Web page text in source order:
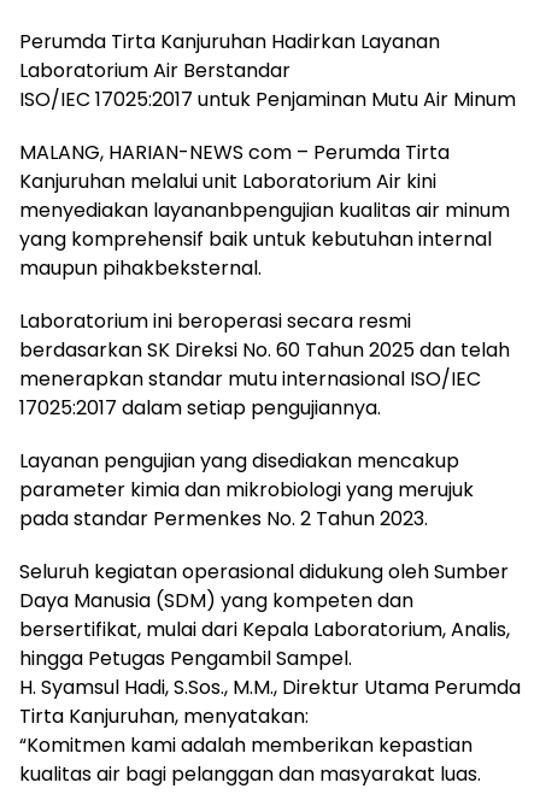
Perumda Tirta Kanjuruhan Hadirkan Layanan
Laboratorium Air Berstandar
ISO/IEC 17025:2017 untuk Penjaminan Mutu Air Minum
MALANG, HARIAN-NEWS com – Perumda Tirta
Kanjuruhan melalui unit Laboratorium Air kini
menyediakan layananbpengujian kualitas air minum
yang komprehensif baik untuk kebutuhan internal
maupun pihakbeksternal.
Laboratorium ini beroperasi secara resmi
berdasarkan SK Direksi No. 60 Tahun 2025 dan telah
menerapkan standar mutu internasional ISO/IEC
17025:2017 dalam setiap pengujiannya.
Layanan pengujian yang disediakan mencakup
parameter kimia dan mikrobiologi yang merujuk
pada standar Permenkes No. 2 Tahun 2023.
Seluruh kegiatan operasional didukung oleh Sumber
Daya Manusia (SDM) yang kompeten dan
bersertifikat, mulai dari Kepala Laboratorium, Analis,
hingga Petugas Pengambil Sampel.
H. Syamsul Hadi, S.Sos., M.M., Direktur Utama Perumda
Tirta Kanjuruhan, menyatakan:
“Komitmen kami adalah memberikan kepastian
kualitas air bagi pelanggan dan masyarakat luas.